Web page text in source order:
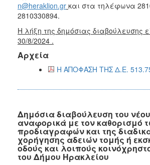
n@heraklion.gr και στα τηλέφωνα
2810330894.
Η λήξη της δημόσιας διαβούλευσης
30/8/2024 .
Αρχεία
Η ΑΠΟΦΑΣΗ ΤΗΣ Δ.Ε.
Δημόσια διαβούλευση του
αναφορικά με τον καθορισμό
προδιαγραφών και της
χορήγησης αδειών τομής ή
οδούς και λοιπούς
του Δήμου Ηρακλείου